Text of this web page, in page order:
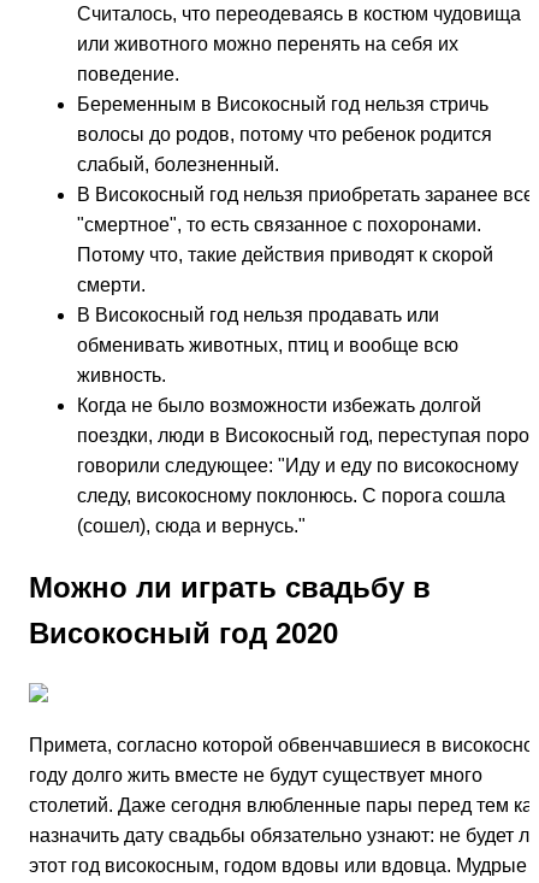
Считалось, что переодеваясь в костюм чудовища
или животного можно перенять на себя их
поведение.
Беременным в Високосный год нельзя стричь
волосы до родов, потому что ребенок родится
слабый, болезненный.
В Високосный год нельзя приобретать заранее все
"смертное", то есть связанное с похоронами.
Потому что, такие действия приводят к скорой
смерти.
В Високосный год нельзя продавать или
обменивать животных, птиц и вообще всю
живность.
Когда не было возможности избежать долгой
поездки, люди в Високосный год, переступая порог
говорили следующее: "Иду и еду по високосному
следу, високосному поклонюсь. С порога сошла
(сошел), сюда и вернусь."
Можно ли играть свадьбу в
Високосный год 2020
Примета, согласно которой обвенчавшиеся в
году долго жить вместе не будут существует много
столетий. Даже сегодня влюбленные пары перед тем
назначить дату свадьбы обязательно узнают: не будет ли
этот год високосным, годом вдовы или вдовца. Мудрые